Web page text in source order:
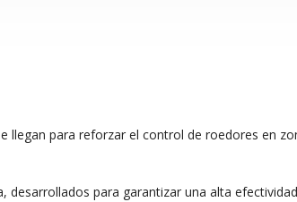
para reforzar el control de roedores en
desarrollados para garantizar una alta